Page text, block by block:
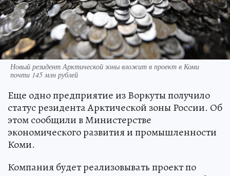
Новый резидент Арктической зоны вложит в проект в Коми
почти 145 млн рублей
Еще одно предприятие из Воркуты получило
статус резидента Арктической зоны России. Об
этом сообщили в Министерстве
экономического развития и промышленности
Коми.
Компания будет реализовывать проект по